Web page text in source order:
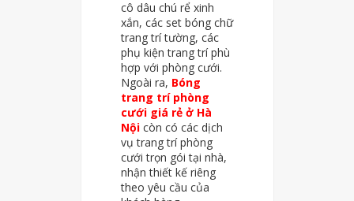
cô dâu chú rể xinh
xắn, các set bóng chữ
trang trí tường, các
phụ kiện trang trí phù
hợp với phòng cưới.
Ngoài ra, Bóng
trang trí phòng
cưới giá rẻ ở Hà
Nộicòn có các dịch
vụ trang trí phòng
cưới trọn gói tại nhà,
nhận thiết kế riêng
theo yêu cầu của